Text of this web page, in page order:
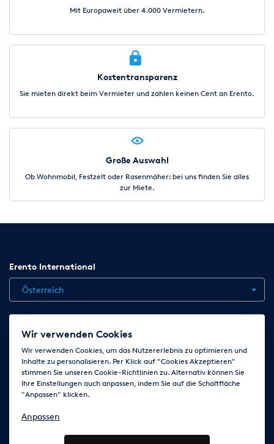
Mit Europaweit über 4.000 Vermietern.
Kostentransparenz
Sie mieten direkt beim Vermieter und zahlen keinen Cent an Erento.
Große Auswahl
Ob Wohnmobil, Festzelt oder Rasenmäher: bei uns finden Sie alles
zur Miete.
Erento International
Österreich
Jobs Kontakt News
AGB
Impressum Cookie-Einstellungen ändern
Folge uns auf
Wir verwenden Cookies
Wir verwenden Cookies, um das Nutzererlebnis zu optimieren und
Inhalte zu personalisieren. Per Klick auf "Cookies Akzeptieren"
stimmen Sie unseren Cookie-Richtlinien zu. Alternativ können Sie
Ihre Einstellungen auch anpassen, indem Sie auf die Schaltfläche
"Anpassen" klicken.
Anpassen